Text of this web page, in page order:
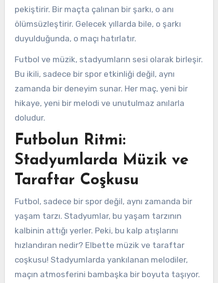
pekiştirir. Bir maçta çalınan bir şarkı, o anı
ölümsüzleştirir. Gelecek yıllarda bile, o şarkı
duyulduğunda, o maçı hatırlatır.
Futbol ve müzik, stadyumların sesi olarak birleşir.
Bu ikili, sadece bir spor etkinliği değil, aynı
zamanda bir deneyim sunar. Her maç, yeni bir
hikaye, yeni bir melodi ve unutulmaz anılarla
doludur.
Futbolun Ritmi:
Stadyumlarda Müzik ve
Taraftar Coşkusu
Futbol, sadece bir spor değil, aynı zamanda bir
yaşam tarzı. Stadyumlar, bu yaşam tarzının
kalbinin attığı yerler. Peki, bu kalp atışlarını
hızlandıran nedir? Elbette müzik ve taraftar
coşkusu! Stadyumlarda yankılanan melodiler,
maçın atmosferini bambaşka bir boyuta taşıyor.